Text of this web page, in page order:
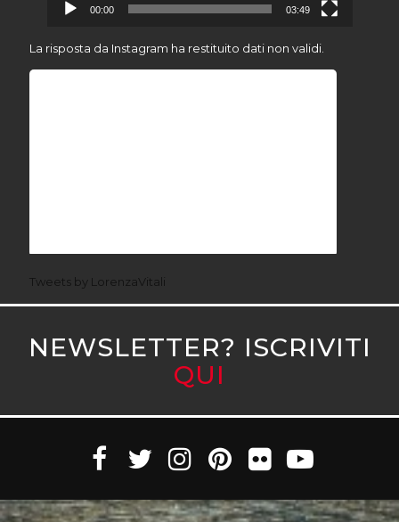
00:00 03:49
La risposta da Instagram ha restituito dati non validi.
Tweets by LorenzaVitali
NEWSLETTER? ISCRIVITI
QUI